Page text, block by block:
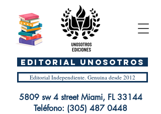
Editorial Independiente. Genuina desde 2012
5809 sw 4 street Miami, FL 33144
Teléfono: (305) 487 0448
EDITORIAL UnosOtros